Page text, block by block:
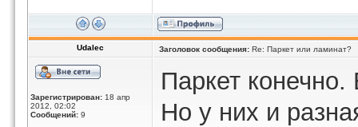
Udalec Заголовок сообщения: Re: Паркет или ламинат?
Зарегистрирован: 18 апр
2012, 02:02
Сообщений: 9
Паркет
Но у них и